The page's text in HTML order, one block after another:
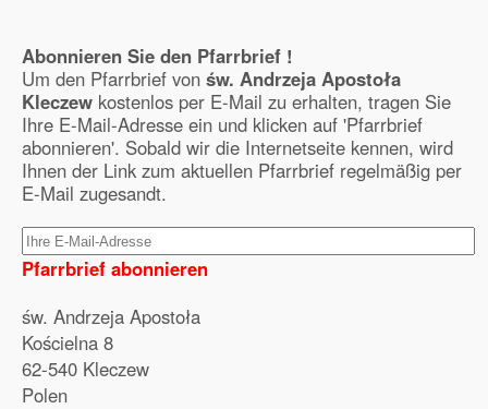
Abonnieren Sie den Pfarrbrief !
Um den Pfarrbrief von św. Andrzeja Apostoła
Kleczew kostenlos per E-Mail zu erhalten, tragen Sie
Ihre E-Mail-Adresse ein und klicken auf 'Pfarrbrief
abonnieren'. Sobald wir die Internetseite kennen, wird
Ihnen der Link zum aktuellen Pfarrbrief regelmäßig per
E-Mail zugesandt.
Pfarrbrief abonnieren
św. Andrzeja Apostoła
Kościelna 8
62-540 Kleczew
Polen